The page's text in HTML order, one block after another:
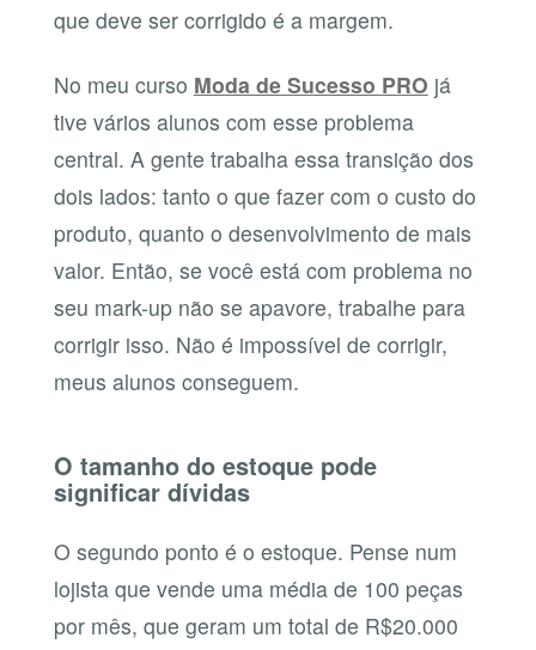
que deve ser corrigido é a margem.
No meu curso Moda de Sucesso PRO já
tive vários alunos com esse problema
central. A gente trabalha essa transição dos
dois lados: tanto o que fazer com o custo do
produto, quanto o desenvolvimento de mais
valor. Então, se você está com problema no
seu mark-up não se apavore, trabalhe para
corrigir isso. Não é impossível de corrigir,
meus alunos conseguem.
O tamanho do estoque pode
significar dívidas
O segundo ponto é o estoque. Pense num
lojista que vende uma média de 100 peças
por mês, que geram um total de R$20.000